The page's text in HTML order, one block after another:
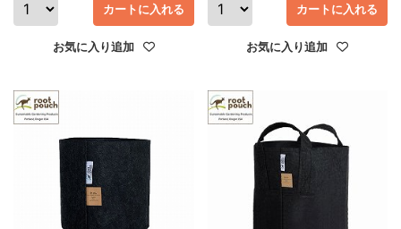
カートに入れる
お気に入り追加
カートに入れる
お気に入り追加